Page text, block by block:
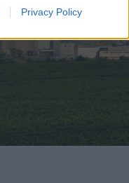
Privacy Policy